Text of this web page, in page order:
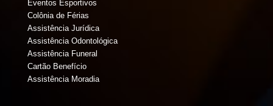
Eventos Esportivos
Colônia de Férias
Assistência Jurídica
Assistência Odontológica
Assistência Funeral
Cartão Benefício
Assistência Moradia